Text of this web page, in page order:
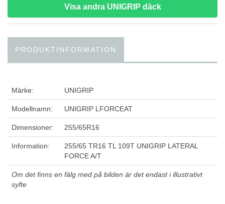
Visa andra UNIGRIP däck
PRODUKTINFORMATION
Märke: UNIGRIP
Modellnamn: UNIGRIP LFORCEAT
Dimensioner: 255/65R16
Information:
255/65 TR16 TL 109T UNIGRIP LATERAL
FORCE A/T
Om det finns en fälg med på bilden är det endast i illustrativt
syfte